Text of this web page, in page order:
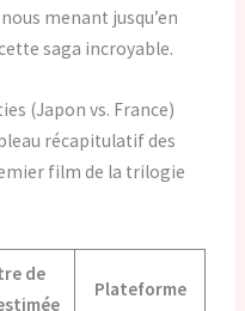
menant jusqu’en
saga incroyable.
(Japon vs. France)
récapitulatif des
film de la trilogie
de
Plateforme